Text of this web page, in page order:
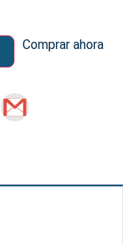
Comprar ahora